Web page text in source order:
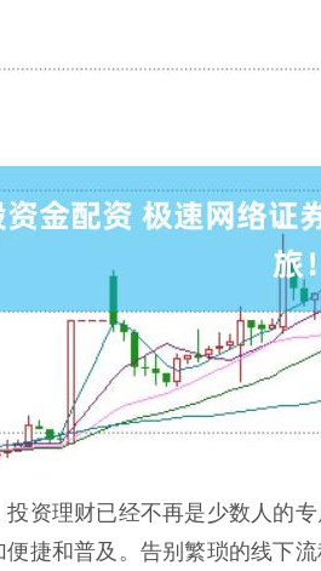
投资理财已经不再是少数人的
便捷和普及。告别繁琐的线下